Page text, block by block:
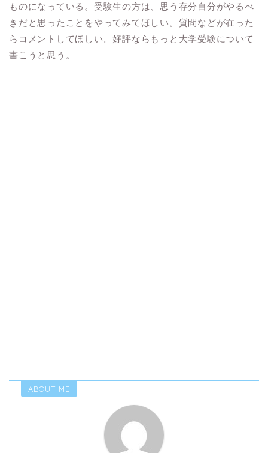
ものになっている。受験生の方は、思う存分自分がやるべ
きだと思ったことをやってみてほしい。質問などが在った
らコメントしてほしい。好評ならもっと大学受験について
書こうと思う。
ABOUT ME